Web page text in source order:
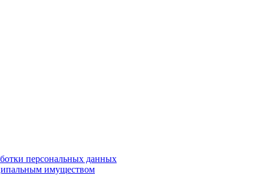
персональных данных
имуществом